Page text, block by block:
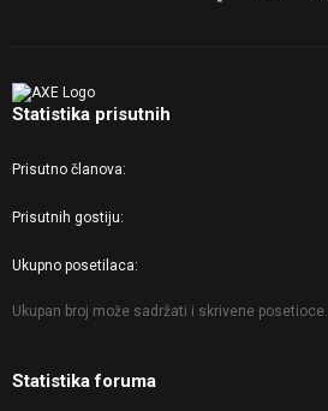
Statistika prisutnih
Prisutno članova
Prisutnih gostiju
Ukupno posetilaca
Ukupan broj može sadržati i skrivene posetioce.
Statistika foruma